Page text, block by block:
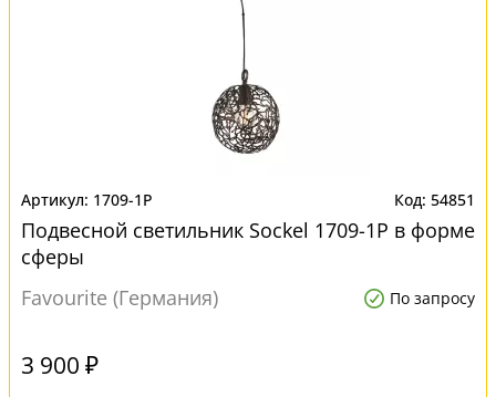
1709-1P 54851
Подвесной светильник Sockel 1709-1P в форме
сферы
Favourite (Германия)
По запросу
3 900 ₽